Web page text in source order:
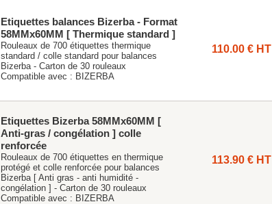
Etiquettes balances Bizerba - Format
58MMx60MM [ Thermique standard ]
Rouleaux de 700 étiquettes thermique
standard / colle standard pour balances
Bizerba - Carton de 30 rouleaux
Compatible avec : BIZERBA
110.00 € HT
Etiquettes Bizerba 58MMx60MM [
Anti-gras / congélation ] colle
renforcée
Rouleaux de 700 étiquettes en thermique
protégé et colle renforcée pour balances
Bizerba [ Anti gras - anti humidité -
congélation ] - Carton de 30 rouleaux
Compatible avec : BIZERBA
113.90 € HT